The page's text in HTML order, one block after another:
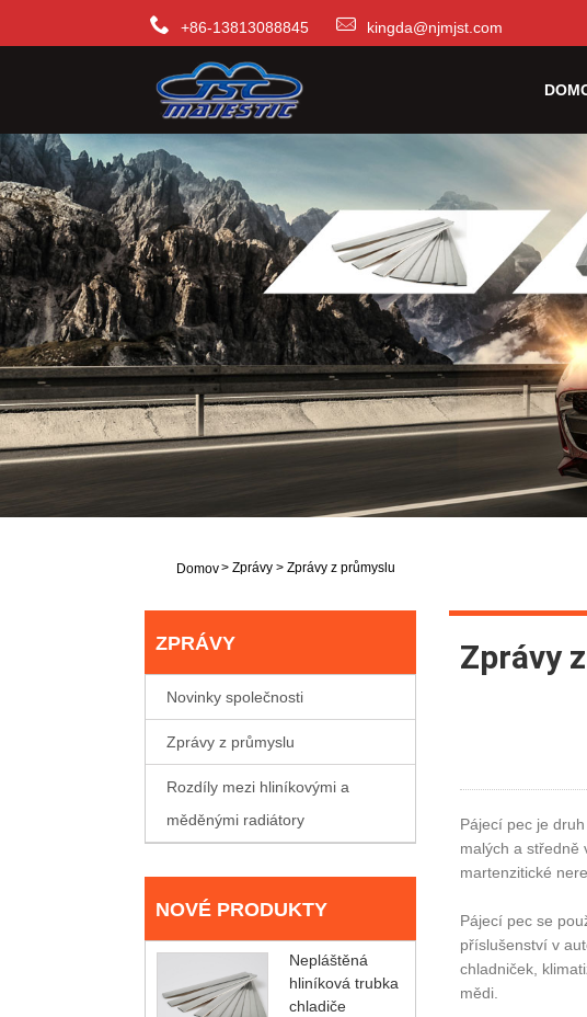
+86-13813088845 kingda@njmjst.com
Domov> Zprávy > Zprávy z průmyslu
ZPRÁVY
Novinky společnosti
Zprávy z průmyslu
Rozdíly mezi hliníkovými a
měděnými radiátory
NOVÉ PRODUKTY
Nepláštěná
hliníková trubka
chladiče
Zprávy
Pájecí pec je
malých a středně
martenzitické
Pájecí pec se
příslušenství v
chladniček,
mědi.